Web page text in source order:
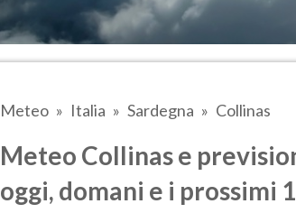
Meteo Italia Sardegna Collinas
Meteo Collinas e
oggi, domani e i prossimi